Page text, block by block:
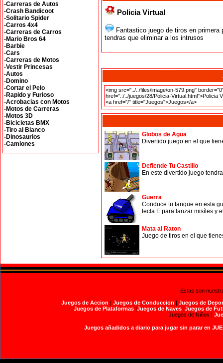
-Carreras de Autos
-Crash Bandicoot
-Solitario Spider
-Carros 4x4
-Carreras de Carros
-Mario Bros 64
-Barbie
-Cars
-Carreras de Motos
-Vestir Princesas
-Autos
-Domino
-Cortar el Pelo
-Rapido y Furioso
-Acrobacias con Motos
-Motos de Carreras
-Motos 3D
-Bicicletas BMX
-Tiro al Blanco
-Dinosaurios
-Camiones
Policia Virtual
Fantastico juego de tiros en primera
tendras que eliminar a los intrusos
Globos de Agua
Divertido juego en el que
Defiende Tu Castillo
En este divertido juego
Guerra
Conduce tu tanque en esta
tecla E para lanzar misíles y
Mata al Raton
Juego de tiros en el que
Estas son
Juegos de Accion | Juegos de Conduccion | Juegos de
Juegos de Plataformas|Juegos de Naves|Juegos de
Juegos de Niños |
Juegos añadidos a diario para jugar sin parar en